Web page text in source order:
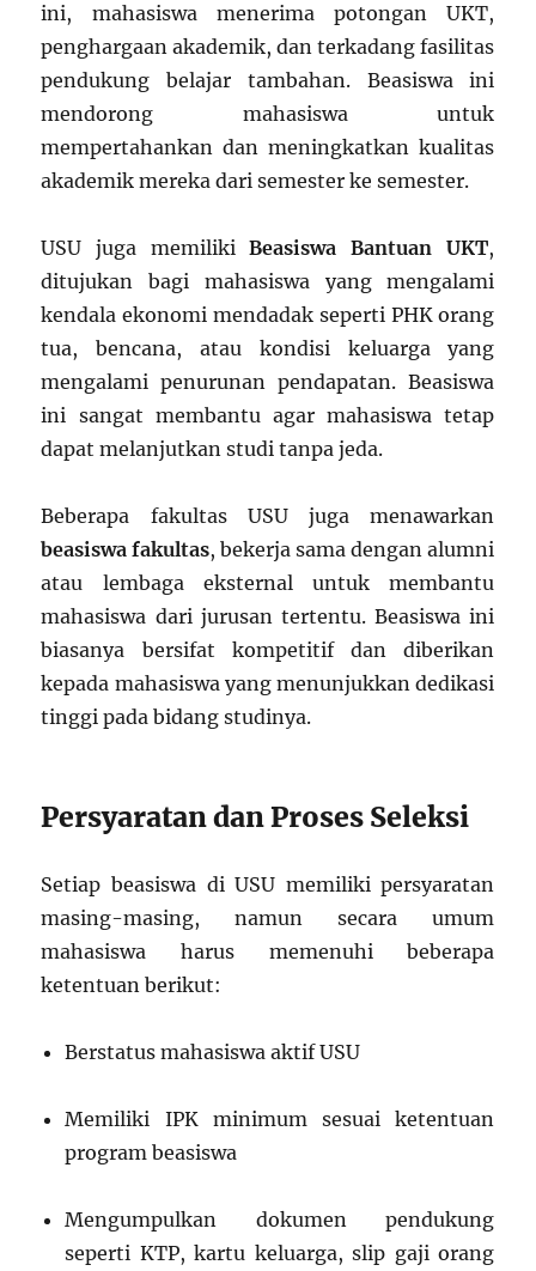
ini, mahasiswa menerima potongan UKT,
penghargaan akademik, dan terkadang fasilitas
pendukung belajar tambahan. Beasiswa ini
mendorong mahasiswa untuk
mempertahankan dan meningkatkan kualitas
akademik mereka dari semester ke semester.
USU juga memilikiBeasiswa Bantuan UKT,
ditujukan bagi mahasiswa yang mengalami
kendala ekonomi mendadak seperti PHK orang
tua, bencana, atau kondisi keluarga yang
mengalami penurunan pendapatan. Beasiswa
ini sangat membantu agar mahasiswa tetap
dapat melanjutkan studi tanpa jeda.
Beberapa fakultas USU juga menawarkan
beasiswa fakultas, bekerja sama dengan alumni
atau lembaga eksternal untuk membantu
mahasiswa dari jurusan tertentu. Beasiswa ini
biasanya bersifat kompetitif dan diberikan
kepada mahasiswa yang menunjukkan dedikasi
tinggi pada bidang studinya.
Persyaratan dan Proses Seleksi
Setiap beasiswa di USU memiliki persyaratan
masing-masing, namun secara umum
mahasiswa harus memenuhi beberapa
ketentuan berikut:
Berstatus mahasiswa aktif USU
Memiliki IPK minimum sesuai ketentuan
program beasiswa
Mengumpulkan dokumen pendukung
seperti KTP, kartu keluarga, slip gaji orang